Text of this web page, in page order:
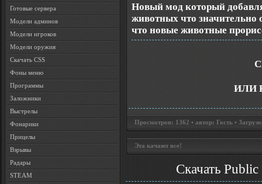
Готовые сервера
Модели админов
Модели игроков
Модели оружия
Скачать CSS
Фоны меню
Программы
Заложники
Выстрелы
Фонарики
Прицелы
Взрывы
Радары
STEAM
Новый мод который
животных что
что новые животные
ИЛИ
Просмотров: 1362 • автор: Гость •
Эта качают все!
Скачать